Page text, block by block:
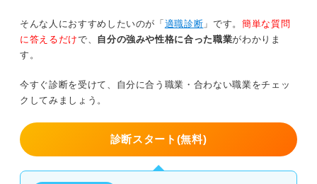
そんな人におすすめしたいのが「 適職診断 」です。 簡単な質問
に答えるだけで、 自分の強みや性格に合った職業がわかりま
す。
今すぐ診断を受けて、自分に合う職業・合わない職業をチェッ
クしてみましょう。
診断スタート(無料)